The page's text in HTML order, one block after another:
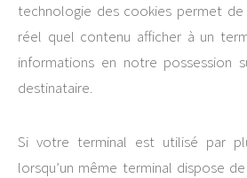
technologie des cookies permet
réel quel contenu afficher à un
informations en notre possession
destinataire.
Si votre terminal est utilisé par
lorsqu’un même terminal dispose